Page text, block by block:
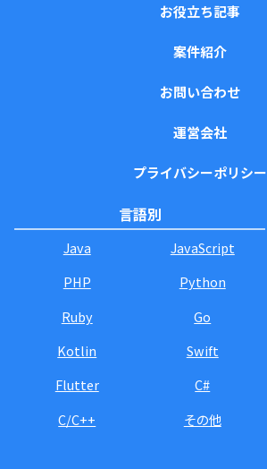
お役立ち記事
案件紹介
お問い合わせ
運営会社
プライバシーポリシー
言語別
Java
JavaScript
PHP
Python
Ruby
Go
Kotlin
Swift
Flutter
C#
C/C++
その他